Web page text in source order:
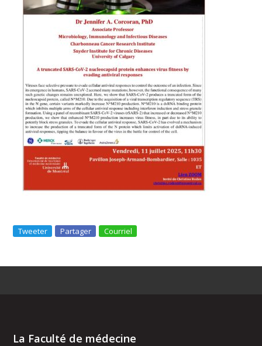
Tweeter Partager Courriel
La Faculté de médecine